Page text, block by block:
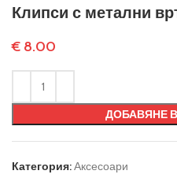
Клипси с метални
€ 8.00
ДОБАВЯНЕ
Категория:Аксесоари